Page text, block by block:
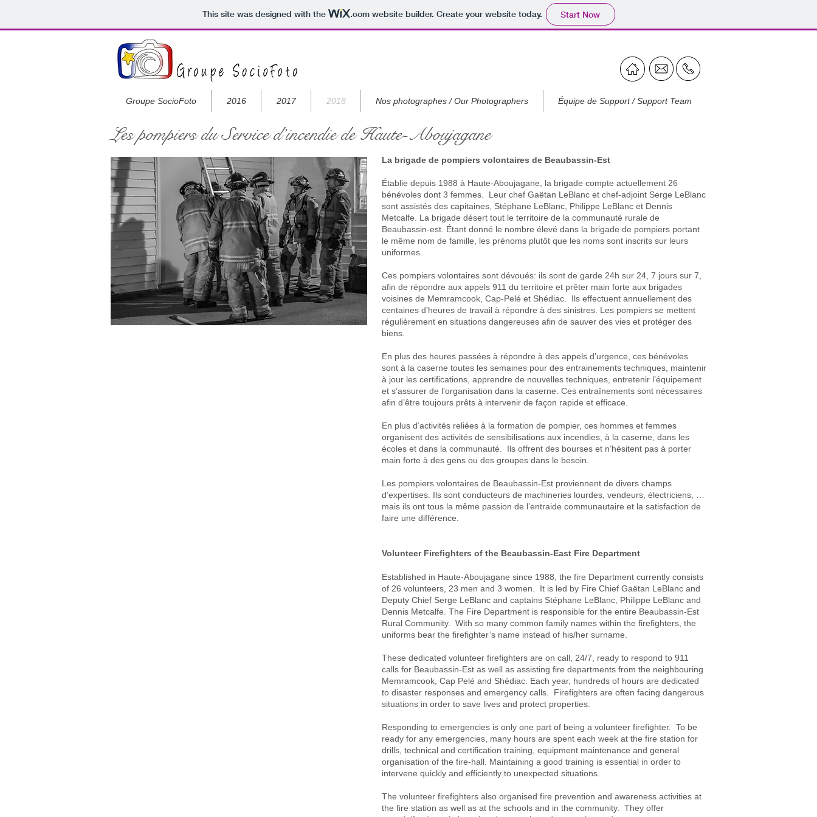
This site was designed with the .comwebsite builder. Create your website today. Start Now
Groupe SocioFoto 2016 2017 2018 Nos photographes / Our Photographers Équipe de Support / Support Team
Les pompiers du Service d’incendie de Haute-Aboujagane
La brigade de pompiers volontaires de Beaubassin-Est
Établie depuis 1988 à Haute-Aboujagane, la brigade compte actuellement 26
bénévoles dont 3 femmes. Leur chef Gaëtan LeBlanc et chef-adjoint Serge LeBlanc
sont assistés des capitaines, Stéphane LeBlanc, Philippe LeBlanc et Dennis
Metcalfe. La brigade désert tout le territoire de la communauté rurale de
Beaubassin-est. Étant donné le nombre élevé dans la brigade de pompiers portant
le même nom de famille, les prénoms plutôt que les noms sont inscrits sur leurs
uniformes.
Ces pompiers volontaires sont dévoués: ils sont de garde 24h sur 24, 7 jours sur 7,
afin de répondre aux appels 911 du territoire et prêter main forte aux brigades
voisines de Memramcook, Cap-Pelé et Shédiac. Ils effectuent annuellement des
centaines d’heures de travail à répondre à des sinistres. Les pompiers se mettent
régulièrement en situations dangereuses afin de sauver des vies et protéger des
biens.
En plus des heures passées à répondre à des appels d’urgence, ces bénévoles
sont à la caserne toutes les semaines pour des entrainements techniques, maintenir
à jour les certifications, apprendre de nouvelles techniques, entretenir l’équipement
et s’assurer de l’organisation dans la caserne. Ces entraînements sont nécessaires
afin d’être toujours prêts à intervenir de façon rapide et efficace.
En plus d’activités reliées à la formation de pompier, ces hommes et femmes
organisent des activités de sensibilisations aux incendies, à la caserne, dans les
écoles et dans la communauté. Ils offrent des bourses et n’hésitent pas à porter
main forte à des gens ou des groupes dans le besoin.
Les pompiers volontaires de Beaubassin-Est proviennent de divers champs
d’expertises. Ils sont conducteurs de machineries lourdes, vendeurs, électriciens, …
mais ils ont tous la même passion de l’entraide communautaire et la satisfaction de
faire une différence.
Volunteer Firefighters of the Beaubassin-East Fire Department
Established in Haute-Aboujagane since 1988, the fire Department currently consists
of 26 volunteers, 23 men and 3 women. It is led by Fire Chief Gaëtan LeBlanc and
Deputy Chief Serge LeBlanc and captains Stéphane LeBlanc, Philippe LeBlanc and
Dennis Metcalfe. The Fire Department is responsible for the entire Beaubassin-Est
Rural Community. With so many common family names within the firefighters, the
uniforms bear the firefighter’s name instead of his/her surname.
These dedicated volunteer firefighters are on call, 24/7, ready to respond to 911
calls for Beaubassin-Est as well as assisting fire departments from the neighbouring
Memramcook, Cap Pelé and Shédiac. Each year, hundreds of hours are dedicated
to disaster responses and emergency calls. Firefighters are often facing dangerous
situations in order to save lives and protect properties.
Responding to emergencies is only one part of being a volunteer firefighter. To be
ready for any emergencies, many hours are spent each week at the fire station for
drills, technical and certification training, equipment maintenance and general
organisation of the fire-hall. Maintaining a good training is essential in order to
intervene quickly and efficiently to unexpected situations.
The volunteer firefighters also organised fire prevention and awareness activities at
the fire station as well as at the schools and in the community. They offer